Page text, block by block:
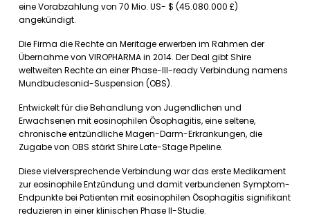
eine Vorabzahlung von 70 Mio. US- $ (45.080.000 £)
angekündigt.
Die Firma die Rechte an Meritage erwerben im Rahmen der
Übernahme von VIROPHARMA in 2014. Der Deal gibt Shire
weltweiten Rechte an einer Phase-III-ready Verbindung namens
Mundbudesonid-Suspension (OBS).
Entwickelt für die Behandlung von Jugendlichen und
Erwachsenen mit eosinophilen Ösophagitis, eine seltene,
chronische entzündliche Magen-Darm-Erkrankungen, die
Zugabe von OBS stärkt Shire Late-Stage Pipeline.
Diese vielversprechende Verbindung war das erste Medikament
zur eosinophile Entzündung und damit verbundenen Symptom-
Endpunkte bei Patienten mit eosinophilen Ösophagitis signifikant
reduzieren in einer klinischen Phase II-Studie.